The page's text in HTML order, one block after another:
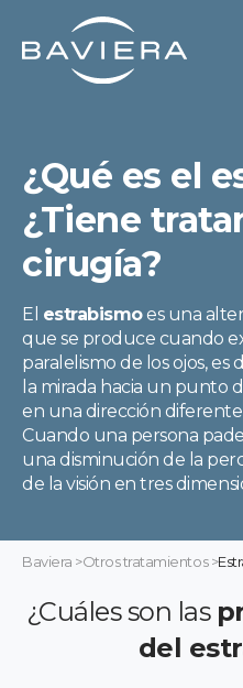
¿Qué es el
¿Tiene
cirugía?
El estrabismoes una
que se produce cuando
paralelismo de los ojos,
la mirada hacia un punto
en una dirección
Cuando una persona
una disminución de la
de la visión en tres
Baviera >Otros tratamientos>
¿Cuáles son las
del